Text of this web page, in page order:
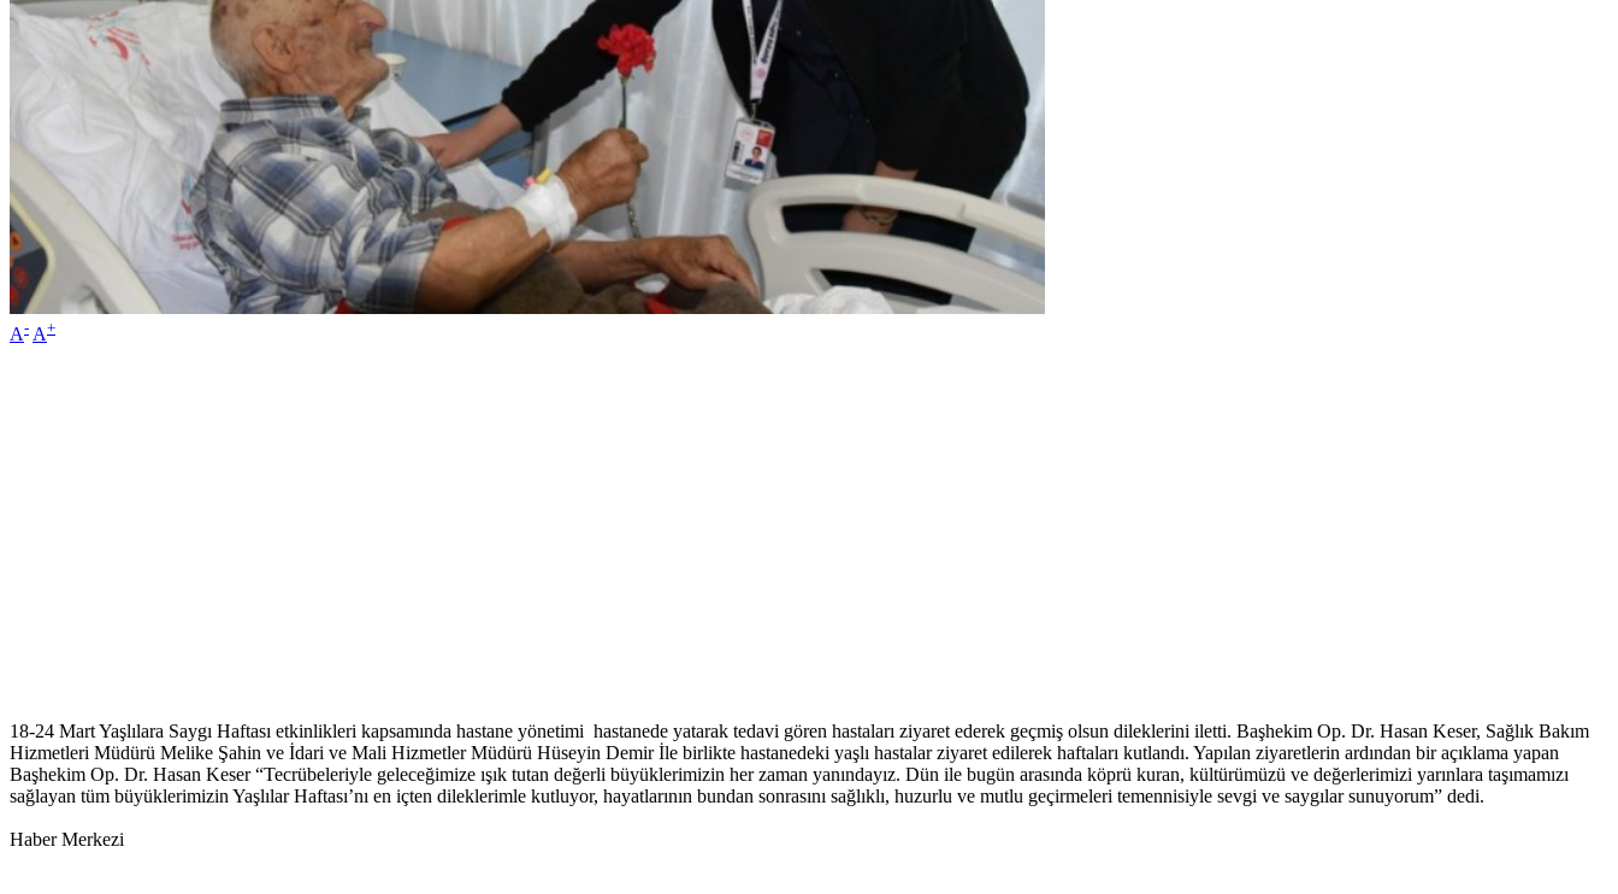
A- A+
18-24 Mart Yaşlılara Saygı Haftası etkinlikleri kapsamında hastane yönetimi hastanede yatarak tedavi gören hastaları ziyaret ederek geçmiş olsun dileklerini iletti. Başhekim Op. Dr. Hasan Keser, Sağlık Bakım
Hizmetleri Müdürü Melike Şahin ve İdari ve Mali Hizmetler Müdürü Hüseyin Demir İle birlikte hastanedeki yaşlı hastalar ziyaret edilerek haftaları kutlandı. Yapılan ziyaretlerin ardından bir açıklama yapan
Başhekim Op. Dr. Hasan Keser “Tecrübeleriyle geleceğimize ışık tutan değerli büyüklerimizin her zaman yanındayız. Dün ile bugün arasında köprü kuran, kültürümüzü ve değerlerimizi yarınlara taşımamızı
sağlayan tüm büyüklerimizin Yaşlılar Haftası’nı en içten dileklerimle kutluyor, hayatlarının bundan sonrasını sağlıklı, huzurlu ve mutlu geçirmeleri temennisiyle sevgi ve saygılar sunuyorum” dedi.
Haber Merkezi